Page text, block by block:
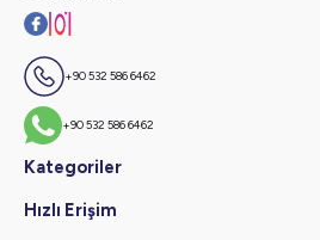
+90 532 586 6462
+90 532 586 6462
Kategoriler
Hızlı Erişim